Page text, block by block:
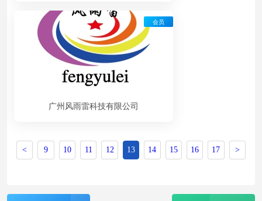
广州风雨雷科技有限公司
会员
< 9 10 11 12 13 14 15 16 17 >